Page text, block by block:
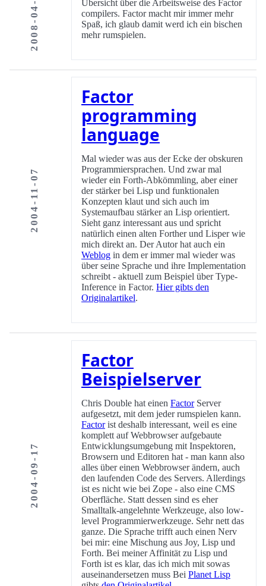
2008-04-11
Übersicht über die Arbeitsweise des Factor
compilers. Factor macht mir immer mehr
Spaß, ich glaub damit werd ich ein bischen
mehr rumspielen.
2004-11-07
Factor
programming
language
Mal wieder was aus der Ecke der obskuren
Programmiersprachen. Und zwar mal
wieder ein Forth-Abkömmling, aber einer
der stärker bei Lisp und funktionalen
Konzepten klaut und sich auch im
Systemaufbau stärker an Lisp orientiert.
Sieht ganz interessant aus und spricht
natürlich einen alten Forther und Lisper wie
mich direkt an. Der Autor hat auch ein
Weblog in dem er immer mal wieder was
über seine Sprache und ihre Implementation
schreibt - aktuell zum Beispiel über Type-
Inference in Factor. Hier gibts den
Originalartikel.
2004-09-17
Factor
Beispielserver
Chris Double hat einen FactorServer
aufgesetzt, mit dem jeder rumspielen kann.
Factorist deshalb interessant, weil es eine
komplett auf Webbrowser aufgebaute
Entwicklungsumgebung mit Inspektoren,
Browsern und Editoren hat - man kann also
alles über einen Webbrowser ändern, auch
den laufenden Code des Servers. Allerdings
ist es nicht wie bei Zope - also eine CMS
Oberfläche. Statt dessen sind es eher
Smalltalk-angelehnte Werkzeuge, also low-
level Programmierwerkzeuge. Sehr nett das
ganze. Die Sprache trifft auch einen Nerv
bei mir: eine Mischung aus Joy, Lisp und
Forth. Bei meiner Affinität zu Lisp und
Forth ist es klar, das ich mich mit sowas
auseinandersetzen muss Bei Planet Lisp